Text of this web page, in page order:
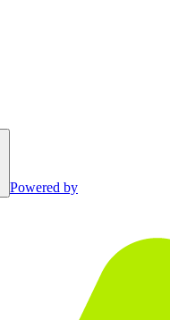
Powered by